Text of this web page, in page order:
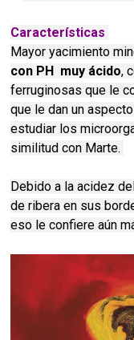
Características
Mayor yacimiento
con PH muy ácido,
ferruginosas que le
que le dan un
estudiar los
similitud con Marte.
Debido a la acidez
de ribera en sus
eso le confiere aún